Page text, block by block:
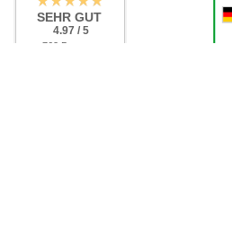
SEHR GUT
4.97 / 5
aus 762 Bewertungen